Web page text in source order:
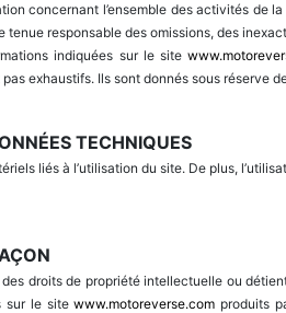
concernant l’ensemble des activités de
responsable des omissions, des
indiquées sur le site
pas exhaustifs. Ils sont donnés sous réserve
TECHNIQUES
liés à l’utilisation du site. De plus,
droits de propriété intellectuelle ou
sur le sitewww.motoreverse.com produits